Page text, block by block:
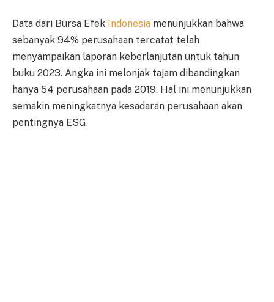
Data dari Bursa Efek Indonesia menunjukkan bahwa
sebanyak 94% perusahaan tercatat telah
menyampaikan laporan keberlanjutan untuk tahun
buku 2023. Angka ini melonjak tajam dibandingkan
hanya 54 perusahaan pada 2019. Hal ini menunjukkan
semakin meningkatnya kesadaran perusahaan akan
pentingnya ESG.